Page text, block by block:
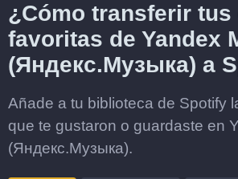
¿Cómo transferir
favoritas de Yandex
(Яндекс.Музыка) a
Añade a tu biblioteca de Spotify
que te gustaron o guardaste en
(Яндекс.Музыка).